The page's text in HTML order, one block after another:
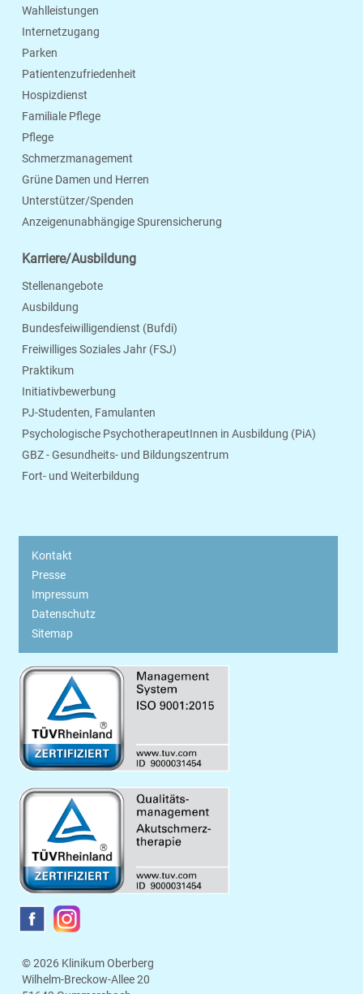
Wahlleistungen
Internetzugang
Parken
Patientenzufriedenheit
Hospizdienst
Familiale Pflege
Pflege
Schmerzmanagement
Grüne Damen und Herren
Unterstützer/Spenden
Anzeigenunabhängige Spurensicherung
Karriere/Ausbildung
Stellenangebote
Ausbildung
Bundesfeiwilligendienst (Bufdi)
Freiwilliges Soziales Jahr (FSJ)
Praktikum
Initiativbewerbung
PJ-Studenten, Famulanten
Psychologische PsychotherapeutInnen in Ausbildung (PiA)
GBZ - Gesundheits- und Bildungszentrum
Fort- und Weiterbildung
Kontakt
Presse
Impressum
Datenschutz
Sitemap
© 2026 Klinikum Oberberg
Wilhelm-Breckow-Allee 20